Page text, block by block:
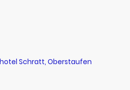
Schratt, Oberstaufen